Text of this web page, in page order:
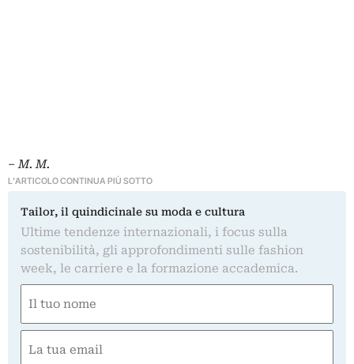
– M. M.
L'ARTICOLO CONTINUA PIÙ SOTTO
Tailor, il quindicinale su moda e cultura
Ultime tendenze internazionali, i focus sulla
sostenibilità, gli approfondimenti sulle fashion
week, le carriere e la formazione accademica.
(Obbligatorio)
Nome
(Obbligatorio)